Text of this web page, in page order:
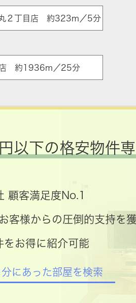
丸２丁目店 約323m／5分
店 約1936m／25分
以下の格安物件
顧客満足度No.1
客様からの圧倒的支持を
をお得に紹介可能
にあった部屋を検索